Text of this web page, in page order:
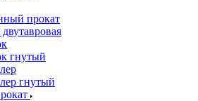
прокат
гнутый
гнутый